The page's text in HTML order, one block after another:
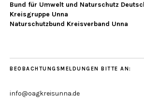
Bund für Umwelt und Naturschutz
Kreisgruppe Unna
Naturschutzbund Kreisverband Unna
BEOBACHTUNGSMELDUNGEN BITTE AN:
info@oagkreisunna.de